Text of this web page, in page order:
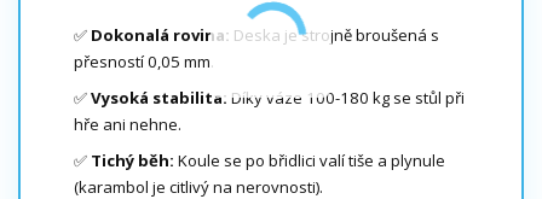
✅ Dokonalá rovina: Deska je strojně broušená s
přesností 0,05 mm.
✅Vysoká stabilita: Díky váze 100-180 kg se stůl při
hře ani nehne.
✅ Tichý běh: Koule se po břidlici valí tiše a plynule
(karambol je citlivý na nerovnosti).